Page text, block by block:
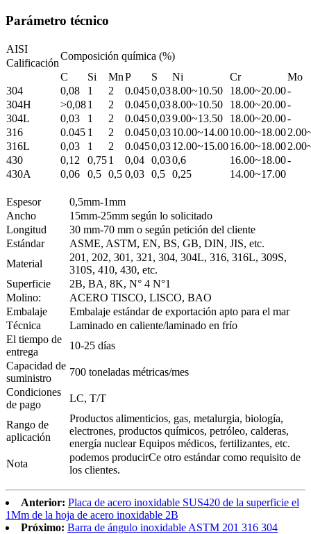
Parámetro técnico
AISI
Composición química (%)
Calificación
C
Si MnP S Ni Cr
Mo
304
0,08 1 2 0.0450,038.00~10.50 18.00~20.00-
304H
>0,081 2 0.0450,038.00~10.50 18.00~20.00-
304L
0,03 1 2 0.0450,039.00~13.50 18.00~20.00-
316
0.045 1 2 0.0450,0310.00~14.0010.00~18.00
316L
0,03 1 2 0.0450,0312.00~15.0016.00~18.00
430
0,12 0,751 0,04 0,030,6 16.00~18.00-
430A
0,06 0,5 0,5 0,03 0,5 0,25 14.00~17.00
Espesor
0,5mm-1mm
Ancho
15mm-25mm según lo solicitado
Longitud
30 mm-70 mm o según petición del cliente
Estándar
ASME, ASTM, EN, BS, GB, DIN, JIS, etc.
Material
201, 202, 301, 321, 304, 304L, 316, 316L, 309S,
310S, 410, 430, etc.
Superficie
2B, BA, 8K, N° 4 N°1
Molino:
ACERO TISCO, LISCO, BAO
Embalaje
Embalaje estándar de exportación apto para el mar
Técnica
Laminado en caliente/laminado en frío
El tiempo de
entrega
10-25 días
Capacidad de
suministro
700 toneladas métricas/mes
Condiciones
de pago
LC, T/T
Rango de
aplicación
Productos alimenticios, gas, metalurgia, biología,
electrones, productos químicos, petróleo, calderas,
energía nuclear Equipos médicos, fertilizantes, etc.
Nota
podemos producirCe otro estándar como requisito de
los clientes.
Anterior: Placa de acero inoxidable SUS420 de la superficie el
1Mm de la hoja de acero inoxidable 2B
Próximo: Barra de ángulo inoxidable ASTM 201 316 304